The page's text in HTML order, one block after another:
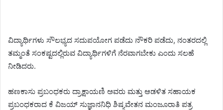
ವಿದ್ಯಾರ್ಥಿಗಳು ಸೌಲಭ್ಯದ ಸದುಪಯೋಗ ಪಡೆದು ನೌಕರಿ ಪಡೆದು, ನಂತರದಲ್ಲಿ
ತಮ್ಮಂತೆ ಸಂಕಷ್ಟದಲ್ಲಿರುವ ವಿದ್ಯಾರ್ಥಿಗಳಿಗೆ ನೆರವಾಗಬೇಕು ಎಂದು ಸಲಹೆ
ನೀಡಿದರು.
ಹಣಕಾಸು ಪ್ರಬಂಧಕರು ದ್ರಾಕ್ಷಾಯಣಿ ಅವರು ಮತ್ತು ಆಡಳಿತ ಸಹಾಯಕ
ಪ್ರಬಂಧಕರಾದ ಕೆ ವಿಜಯ್ ಸುಜ್ಞಾನನಿಧಿ ಶಿಷ್ಯವೇತನ ಮಂಜೂರಾತಿ ಪತ್ರ